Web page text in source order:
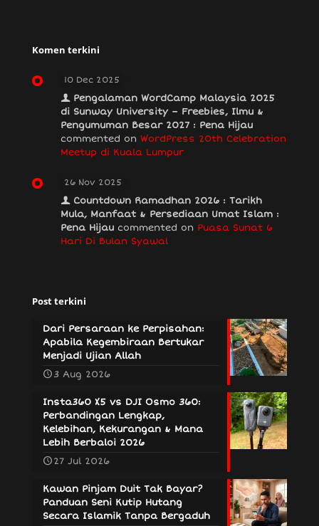
Komen terkini
10 Dec 2025
Pengalaman WordCamp Malaysia 2025
di Sunway University – Freebies, Ilmu &
Pengumuman Besar 2027 : Pena Hijau
commented on WordPress 20th Celebration
Meetup di Kuala Lumpur
26 Nov 2025
Countdown Ramadhan 2026 : Tarikh
Mula, Manfaat & Persediaan Umat Islam :
Pena Hijau commented on Puasa Sunat 6
Hari Di Bulan Syawal
Post terkini
Dari Persaraan ke Perpisahan:
Apabila Kegembiraan Bertukar
Menjadi Ujian Allah
3 Aug 2026
Insta360 X5 vs DJI Osmo 360:
Perbandingan Lengkap,
Kelebihan, Kekurangan & Mana
Lebih Berbaloi 2026
27 Jul 2026
Kawan Pinjam Duit Tak Bayar?
Panduan Seni Kutip Hutang
Secara Islamik Tanpa Bergaduh